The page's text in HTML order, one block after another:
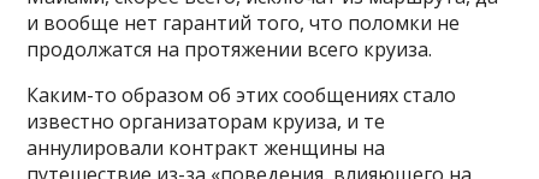
и вообще нет гарантий того, что поломки не
продолжатся на протяжении всего круиза.
Каким-то образом об этих сообщениях стало
известно организаторам круиза, и те
аннулировали контракт женщины на